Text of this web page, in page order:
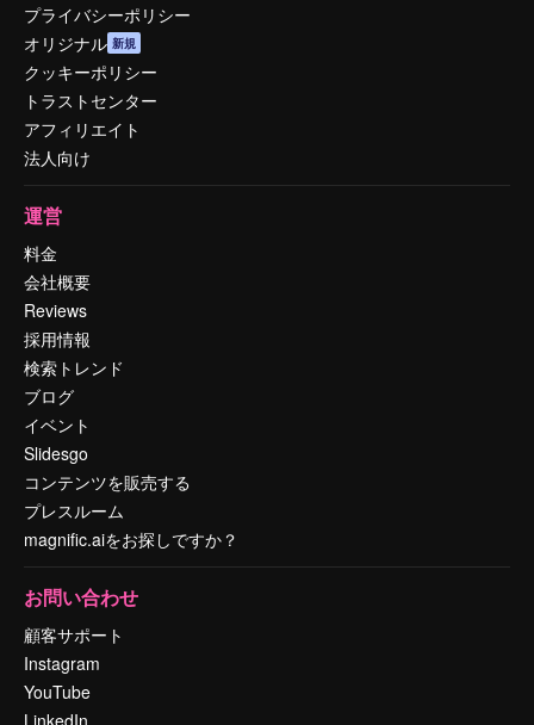
プライバシーポリシー
オリジナル 新規
クッキーポリシー
トラストセンター
アフィリエイト
法人向け
運営
料金
会社概要
Reviews
採用情報
検索トレンド
ブログ
イベント
Slidesgo
コンテンツを販売する
プレスルーム
magnific.aiをお探しですか？
お問い合わせ
顧客サポート
Instagram
YouTube
LinkedIn